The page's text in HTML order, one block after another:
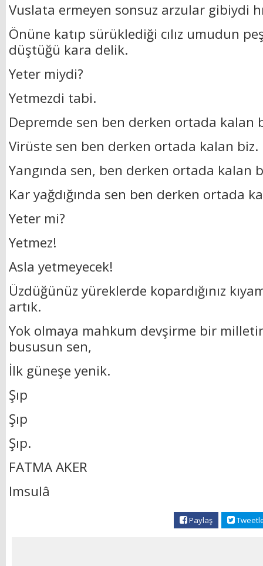
Vuslata ermeyen sonsuz arzular gibiydi
Önüne katıp sürüklediği cılız umudun
düştüğü kara delik.
Yeter miydi?
Yetmezdi tabi.
Depremde sen ben derken ortada kalan
Virüste sen ben derken ortada kalan biz.
Yangında sen, ben derken ortada kalan
Kar yağdığında sen ben derken ortada
Yeter mi?
Yetmez!
Asla yetmeyecek!
Üzdüğünüz yüreklerde kopardığınız
artık.
Yok olmaya mahkum devşirme bir
bususun sen,
İlk güneşe yenik.
Şıp
Şıp
Şıp.
FATMA AKER
Imsulâ
Paylaş